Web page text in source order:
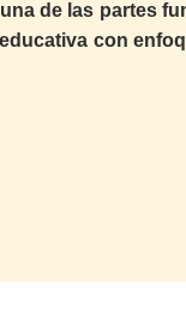
de las partes
con